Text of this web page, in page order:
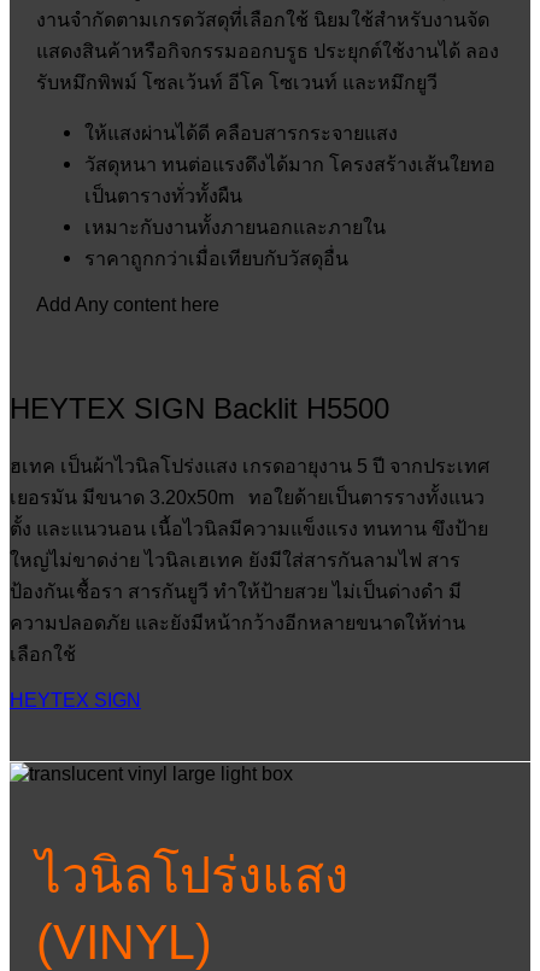
งานจำกัดตามเกรดวัสดุที่เลือกใช้ นิยมใช้สำหรับงานจัด
แสดงสินค้าหรือกิจกรรมออกบรูธ ประยุกต์ใช้งานได้ ลอง
รับหมึกพิพม์ โซลเว้นท์ อีโค โซเวนท์ และหมึกยูวี
ให้แสงผ่านได้ดี คลือบสารกระจายแสง
วัสดุหนา ทนต่อแรงดึงได้มาก โครงสร้างเส้นใยทอ
เป็นตารางทั่วทั้งผืน
เหมาะกับงานทั้งภายนอกและภายใน
ราคาถูกกว่าเมื่อเทียบกับวัสดุอื่น
Add Any content here
HEYTEX SIGN Backlit H5500
ฮเทค เป็นผ้าไวนิลโปร่งแสง เกรดอายุงาน 5 ปี จากประเทศ
เยอรมัน มีขนาด 3.20x50m ทอใยด้ายเป็นตารรางทั้งแนว
ตั้ง และแนวนอน เนื้อไวนิลมีความแข็งแรง ทนทาน ขึงป้าย
ใหญ่ไม่ขาดง่าย ไวนิลเฮเทค ยังมีใส่สารกันลามไฟ สาร
ป้องกันเชื้อรา สารกันยูวี ทำให้ป้ายสวย ไม่เป็นด่างดำ มี
ความปลอดภัย และยังมีหน้ากว้างอีกหลายขนาดให้ท่าน
เลือกใช้
HEYTEX SIGN
ไวนิลโปร่งแสง
(VINYL)